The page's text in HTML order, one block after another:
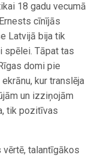
18 gadu vecumā
cīnījās
Latvijā bija tik
spēlei. Tāpat tas
domi pie
kur translēja
un izziņojām
tik pozitīvas
vērtē, talantīgākos